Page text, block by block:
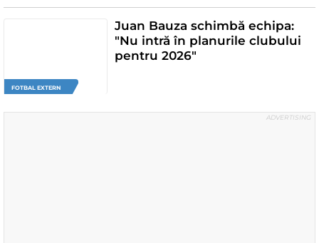
FOTBAL EXTERN
Juan Bauza schimbă echipa:
"Nu intră în planurile clubului
pentru 2026"